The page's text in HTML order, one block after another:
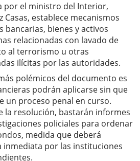
por el ministro del Interior,
Casas, establece mecanismos
bancarias, bienes y activos
relacionadas con lavado de
al terrorismo u otras
ilícitas por las autoridades.
polémicos del documento es
podrán aplicarse sin que
un proceso penal en curso.
la resolución, bastarán informes
policiales para ordenar
medida que deberá
inmediata por las instituciones